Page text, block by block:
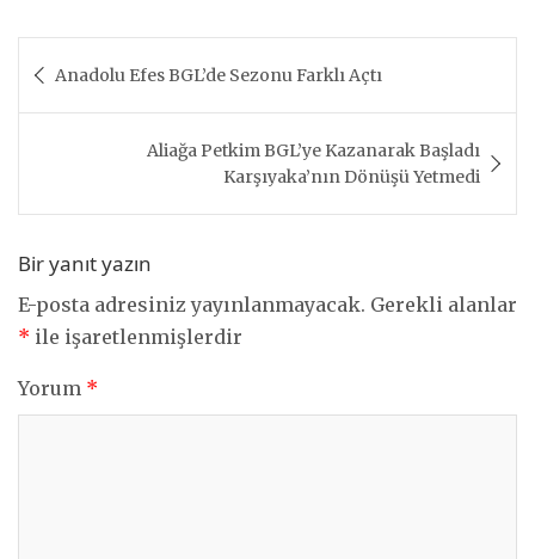
gezinmesi
Anadolu Efes BGL’de Sezonu Farklı Açtı
Aliağa Petkim BGL’ye Kazanarak Başladı
Karşıyaka’nın Dönüşü Yetmedi
Bir yanıt yazın
E-posta adresiniz yayınlanmayacak. Gerekli alanlar
* ile işaretlenmişlerdir
Yorum *